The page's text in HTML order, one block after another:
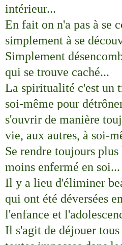
intérieur...
En fait on n'a pas à se
simplement à se
Simplement
qui se trouve caché...
La spiritualité c'est un
soi-même pour
s'ouvrir de manière
vie, aux autres, à soi-
Se rendre toujours
moins enfermé en soi...
Il y a lieu d'éliminer
qui ont été déversées
l'enfance et
Il s'agit de déjouer tous